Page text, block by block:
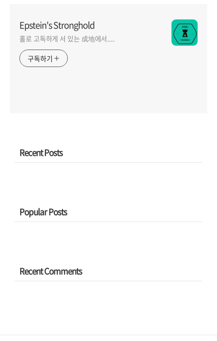
Epstein's Stronghold
홀로 고독하게 서 있는 成地에서....
구독하기
Recent Posts
Popular Posts
Recent Comments